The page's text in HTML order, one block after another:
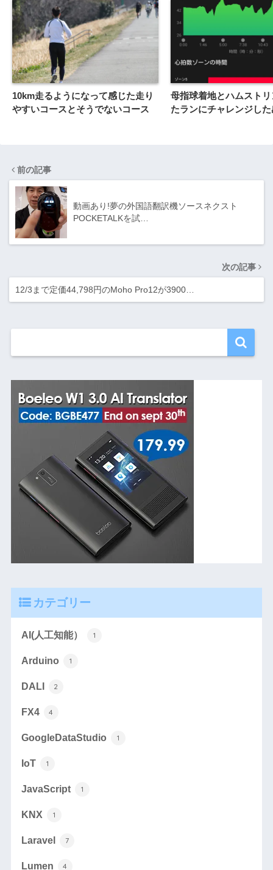
10km走るようになって感じた走り
やすいコースとそうでないコース
母指球着地とハムスト
たランにチャレンジし
前の記事
動画あり!夢の外国語翻訳機ソースネクスト
POCKETALKを試…
次の記事
12/3まで定価44,798円のMoho Pro12が3900…
カテゴリー
AI(人工知能） 1
Arduino 1
DALI 2
FX4 4
GoogleDataStudio 1
IoT 1
JavaScript 1
KNX 1
Laravel 7
Lumen 4